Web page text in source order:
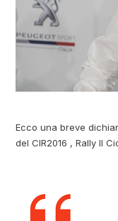
Ecco una breve
del CIR2016 , Rally Il